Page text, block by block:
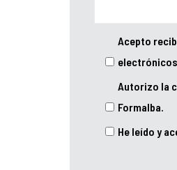
Acepto
Autorizo la
Formalba.
He leído y